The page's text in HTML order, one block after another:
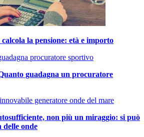
calcola la pensione: età e importo
guadagna un procuratore
non più un miraggio: si può
delle onde